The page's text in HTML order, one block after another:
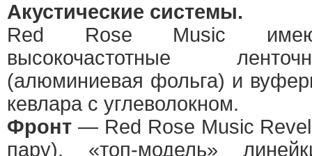
Акустические системы.
Red Rose Music имеют
высокочастотные
(алюминиевая фольга) и
кевлара с углеволокном.
Фронт — Red Rose Music
пару), «топ-модель»